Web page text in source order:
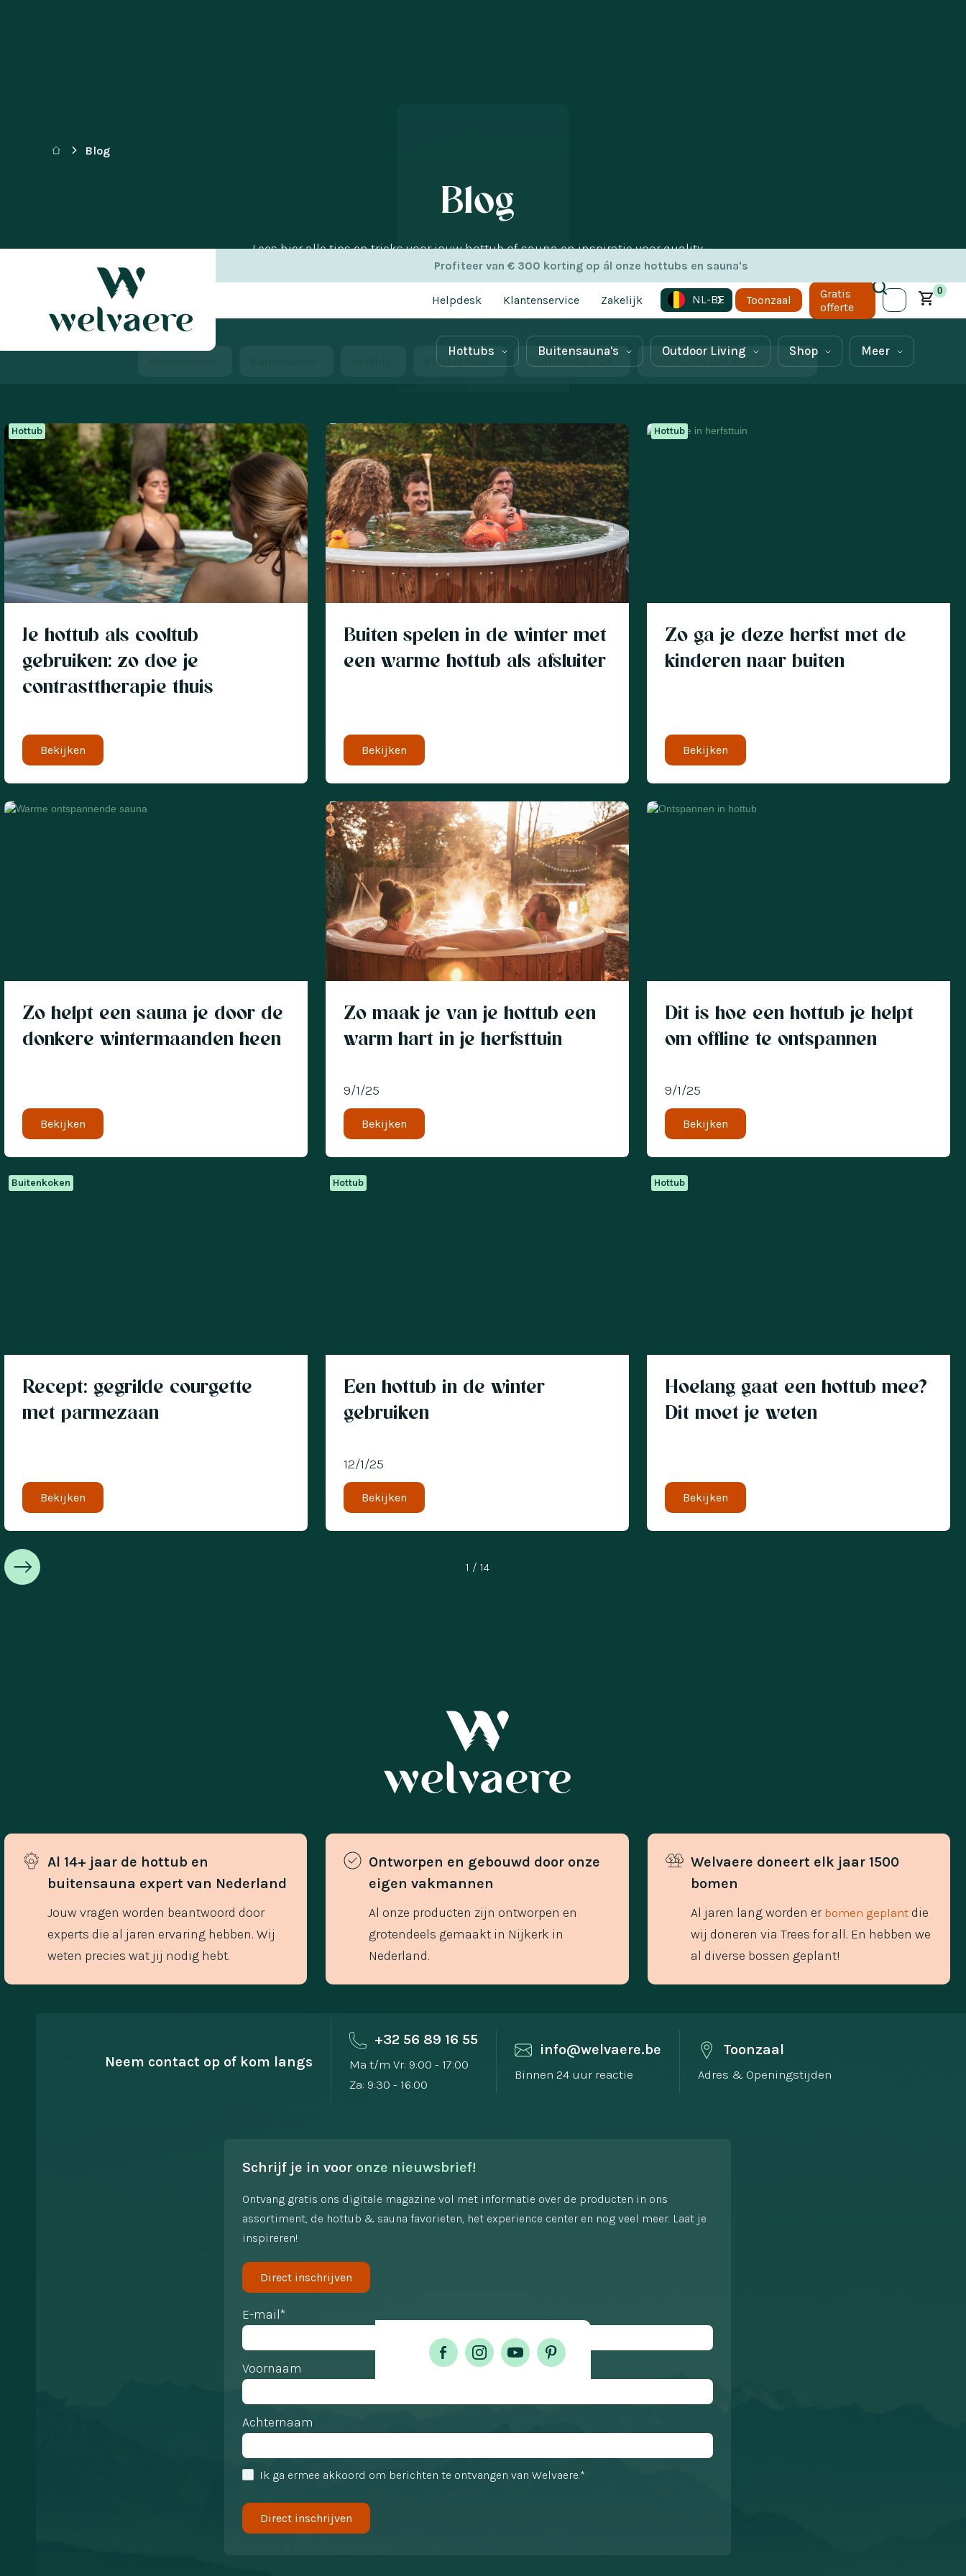
Profiteer van € 300 korting op ál onze hottubs en sauna's
Helpdesk Klantenservice Zakelijk NL-BE Toonzaal
Gratis
offerte
0
Hottubs Buitensauna's Outdoor Living Shop Meer
Blog
Blog
Lees hier alle tips en tricks voor jouw hottub of sauna en inspiratie voor quality
time outdoors. We delen onze persoonlijke tips, verhalen van onze
wellnessliefhebbers en geven je inspiratie voor het creëren van onvergetelijke
Klantverhaal Klantverhaal B2B Vakantielocatie met wellness
Hottub
Je hottub als cooltub
gebruiken: zo doe je
contrasttherapie thuis
Bekijken
Buiten spelen in de winter met
een warme hottub als afsluiter
Bekijken
Hottub
Zo ga je deze herfst met de
kinderen naar buiten
Bekijken
Zo helpt een sauna je door de
donkere wintermaanden heen
Bekijken
Zo maak je van je hottub een
warm hart in je herfsttuin
9/1/25
Bekijken
Dit is hoe een hottub je helpt
om offline te ontspannen
9/1/25
Bekijken
Buitenkoken
Recept: gegrilde courgette
met parmezaan
Bekijken
Hottub
Een hottub in de winter
gebruiken
12/1/25
Bekijken
Hottub
Hoelang gaat een hottub mee?
Dit moet je weten
Bekijken
1 / 14
Al 14+ jaar de hottub en
buitensauna expert van Nederland
Jouw vragen worden beantwoord door
experts die al jaren ervaring hebben. Wij
weten precies wat jij nodig hebt.
Ontworpen en gebouwd door onze
eigen vakmannen
Al onze producten zijn ontworpen en
grotendeels gemaakt in Nijkerk in
Nederland.
Welvaere doneert elk jaar 1500
bomen
Al jaren lang worden er bomen geplantdie
wij doneren via Trees for all. En hebben we
al diverse bossen geplant!
Neem contact op of kom langs
+32 56 89 16 55
Ma t/m Vr: 9:00 - 17:00
Za: 9:30 - 16:00
info@welvaere.be
Binnen 24 uur reactie
Toonzaal
Adres & Openingstijden
Schrijf je in voor onze nieuwsbrief!
Ontvang gratis ons digitale magazine vol met informatie over de producten in ons
assortiment, de hottub & sauna favorieten, het experience center en nog veel meer. Laat je
inspireren!
Direct inschrijven
E-mail*
Voornaam
Achternaam
Ik ga ermee akkoord om berichten te ontvangen van Welvaere.*